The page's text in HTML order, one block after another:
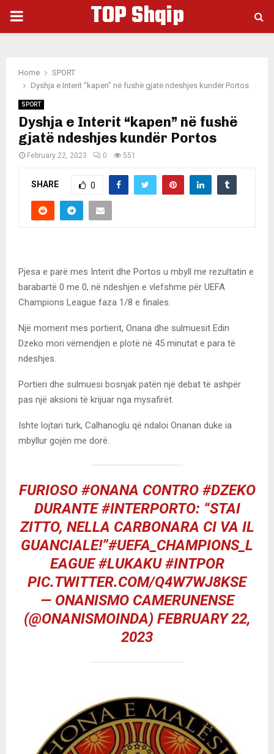
PRIMARY
TOP Shqip
Home
SPORT
Dyshja e Interit “kapen” në fushë gjatë ndeshjes kundër Portos
SPORT
Dyshja e Interit “kapen” në fushë
gjatë ndeshjes kundër Portos
February 22, 2023 0 551
SHARE 0
Pjesa e parë mes Interit dhe Portos u mbyll me rezultatin e
barabartë 0 me 0, në ndeshjen e vlefshme për UEFA
Champions League faza 1/8 e finales.
Një moment mes portierit, Onana dhe sulmuesit Edin
Dzeko mori vëmendjen e plotë në 45 minutat e para të
ndeshjes.
Portieri dhe sulmuesi bosnjak patën një debat të ashpër
pas një aksioni të krijuar nga mysafirët.
Ishte lojtari turk, Calhanoglu që ndaloi Onanan duke ia
mbyllur gojën me dorë.
FURIOSO #ONANA CONTRO #DZEKO
DURANTE#INTERPORTO: “STAI
ZITTO, NELLA CARBONARA CI VA IL
GUANCIALE!”#UEFA_CHAMPIONS_L
EAGUE #LUKAKU #INTPOR
PIC.TWITTER.COM/Q4W7WJ8KSE
— ONANISMO CAMERUNENSE
(@ONANISMOINDA) FEBRUARY 22,
2023